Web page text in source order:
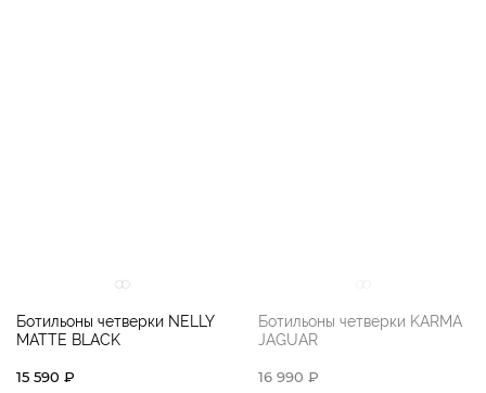
Ботильоны четверки NELLY
MATTE BLACK
15 590 ₽
Ботильоны четверки KARMA
JAGUAR
16 990 ₽